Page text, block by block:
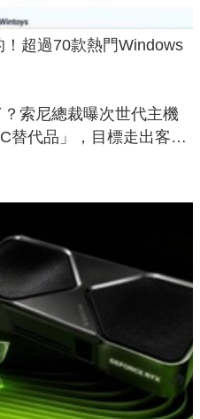
超過70款熱門Windows
索尼總裁曝次世代主機
替代品」，目標走出客
桌面